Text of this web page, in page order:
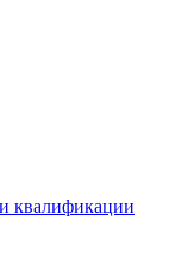
квалификации